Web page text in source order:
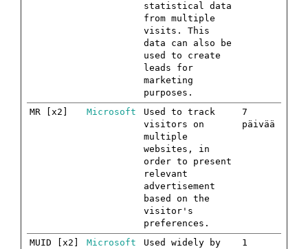
statistical data
from multiple
visits. This
data can also be
used to create
leads for
marketing
purposes.
MR [x2] Microsoft
Used to track
visitors on
multiple
websites, in
order to present
relevant
advertisement
based on the
visitor's
preferences.
7
päivää
MUID [x2] Microsoft
Used widely by
1